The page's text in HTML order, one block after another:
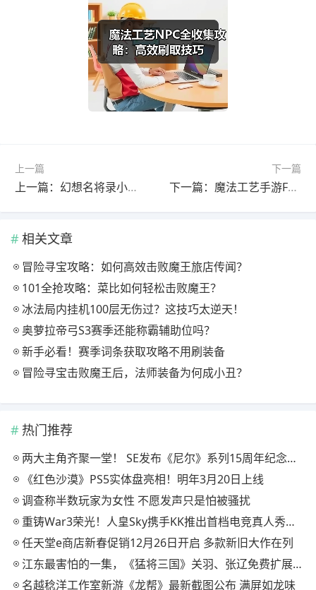
上一篇
上一篇：幻想名将录小氪袁绍阵容搭配指南
下一篇
下一篇：魔法工艺手游FAQ全解答：平台、关卡、操作差异一网打尽
相关文章
冒险寻宝攻略：如何高效击败魔王旅店传闻？
101全抢攻略：菜比如何轻松击败魔王？
冰法局内挂机100层无伤过？这技巧太逆天！
奥萝拉帝弓S3赛季还能称霸辅助位吗？
新手必看！赛季词条获取攻略不用刷装备
冒险寻宝击败魔王后，法师装备为何成小丑？
热门推荐
两大主角齐聚一堂！ SE发布《尼尔》系列15周年纪念典藏套装
《红色沙漠》PS5实体盘亮相！明年3月20日上线
调查称半数玩家为女性 不愿发声只是怕被骚扰
重铸War3荣光！人皇Sky携手KK推出首档电竞真人秀《寻找下一个Sky》
任天堂e商店新春促销12月26日开启 多款新旧大作在列
江东最害怕的一集，《猛将三国》关羽、张辽免费扩展包现已上线
名越稔洋工作室新游《龙帮》最新截图公布 满屏如龙味